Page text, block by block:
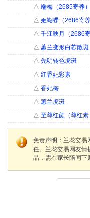
△ 端梅（2685寄养）
△ 姬蝴蝶（2686寄养
△ 千江映月（2686寄
△ 蕙兰变形白芯散斑
△ 先明转色虎斑
△ 红香妃彩素
△ 香妃梅
△ 蕙兰虎斑
△ 至尊红颜（尊红
免责声明：兰花交易
任。兰花交易网友情
品，需在家长陪同下